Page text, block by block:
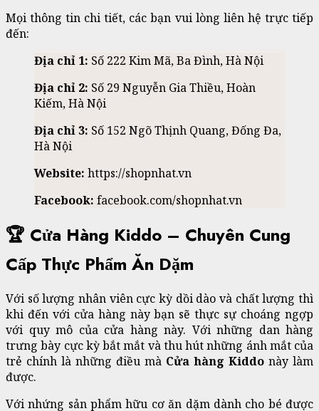
Mọi thông tin chi tiết, các bạn vui lòng liên hệ trực tiếp
đến:
Địa chỉ 1: Số 222 Kim Mã, Ba Đình, Hà Nội
Địa chỉ 2: Số 29 Nguyễn Gia Thiều, Hoàn
Kiếm, Hà Nội
Địa chỉ 3: Số 152 Ngõ Thịnh Quang, Đống Đa,
Hà Nội
Website: https://shopnhat.vn
Facebook: facebook.com/shopnhat.vn
🏆 Cửa Hàng Kiddo – Chuyên Cung
Cấp Thực Phẩm Ăn Dặm
Với số lượng nhân viên cực kỳ dồi dào và chất lượng thì
khi đến với cửa hàng này bạn sẽ thực sự choáng ngợp
với quy mô của cửa hàng này. Với những dan hàng
trưng bày cực kỳ bắt mắt và thu hút những ánh mắt của
trẻ chính là những điều mà Cửa hàng Kiddo này làm
được.
Với nhứng sản phẩm hữu cơ ăn dặm dành cho bé được